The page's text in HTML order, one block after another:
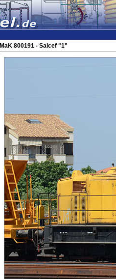
MaK 800191 - Salcef "1"